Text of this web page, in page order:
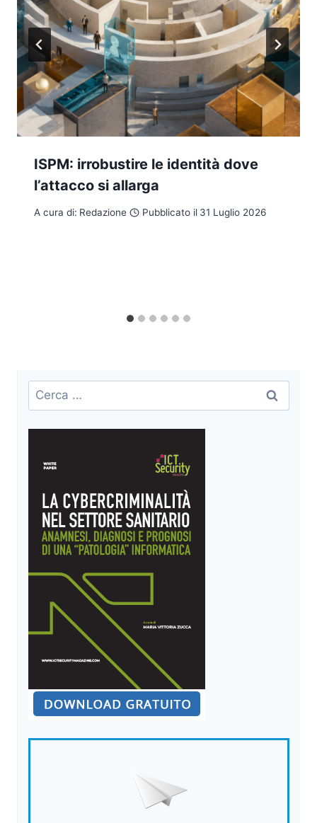
ISPM: irrobustire le identità dove
l’attacco si allarga
A cura di: Redazione Pubblicato il 31 Luglio 2026
Ricerca
per: